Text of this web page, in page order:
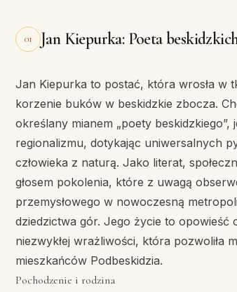
01 Jan Kiepurka: Poeta
Jan Kiepurka to postać, która wrosła w
korzenie buków w beskidzkie zbocza.
określany mianem „poety
regionalizmu, dotykając uniwersalnych
człowieka z naturą. Jako literat,
głosem pokolenia, które z uwagą
przemysłowego w nowoczesną
dziedzictwa gór. Jego życie to opowieść
niezwykłej wrażliwości, która pozwoliła
mieszkańców Podbeskidzia.
Pochodzenie i rodzina